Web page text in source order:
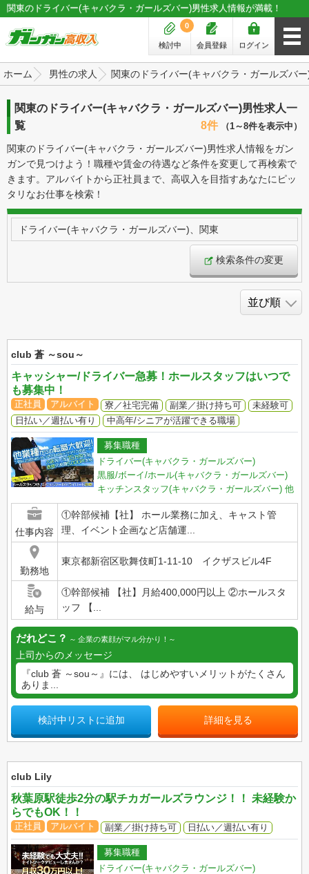
関東のドライバー(キャバクラ・ガールズバー)男性求人情報が満載！
ログイン
会員登録
検討中
0
ホーム 男性の求人 関東のドライバー(キャバクラ・ガールズバ
関東のドライバー(キャバクラ・ガールズバー)男性求人一
覧
8件 （1～8件を表示中）
関東のドライバー(キャバクラ・ガールズバー)男性求人情報をガン
ガンで見つけよう！職種や賃金の待遇など条件を変更して再検索で
きます。アルバイトから正社員まで、高収入を目指すあなたにピッ
タリなお仕事を検索！
ドライバー(キャバクラ・ガールズバー)、関東
検索条件の変更
club 蒼 ～sou～
キャッシャー/ドライバー急募！ホールスタッフはいつで
も募集中！
正社員 アルバイト 寮／社宅完備 副業／掛け持ち可
未経験可
日払い／週払い有り
中高年/シニアが活躍できる職場
募集職種
ドライバー(キャバクラ・ガールズバー)
黒服/ボーイ/ホール(キャバクラ・ガールズバー)
キッチンスタッフ(キャバクラ・ガールズバー) 他
仕事内容
①幹部候補【社】 ホール業務に加え、キャスト管
理、イベント企画など店舗運...
勤務地
東京都新宿区歌舞伎町1-11-10 イクザスビル4F
給与
①幹部候補 【社】月給400,000円以上 ②ホールスタ
ッフ 【...
だれどこ？ 企業の素顔がマル分かり！
上司からのメッセージ
『club 蒼 ～sou～』には、 はじめやすいメリットがたくさん
ありま...
検討中リストに追加 詳細を見る
club Lily
秋葉原駅徒歩2分の駅チカガールズラウンジ！！ 未経験か
らでもOK！！
正社員 アルバイト 副業／掛け持ち可 日払い／週払い有り
募集職種
ドライバー(キャバクラ・ガールズバー)